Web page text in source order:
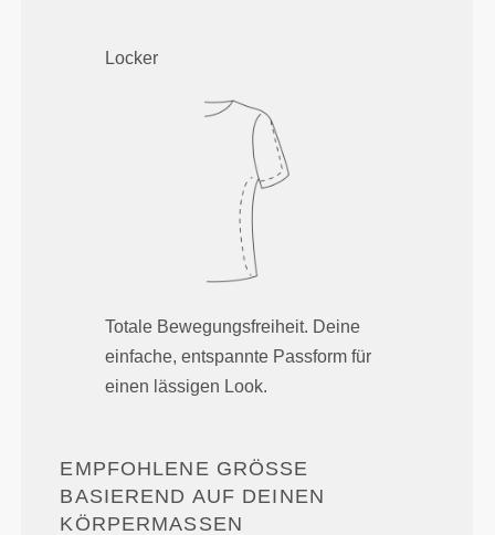
Locker
Totale Bewegungsfreiheit. Deine
einfache, entspannte Passform für
einen lässigen Look.
EMPFOHLENE GRÖSSE B
ASIEREND AUF DEINEN K
ÖRPERMASSEN